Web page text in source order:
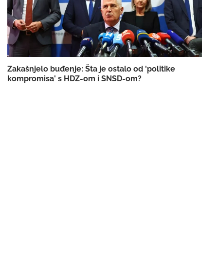
Zakašnjelo buđenje: Šta je ostalo od 'politike
kompromisa' s HDZ-om i SNSD-om?